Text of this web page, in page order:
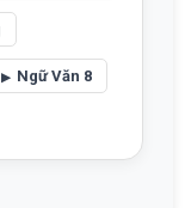
Ngữ Văn 8